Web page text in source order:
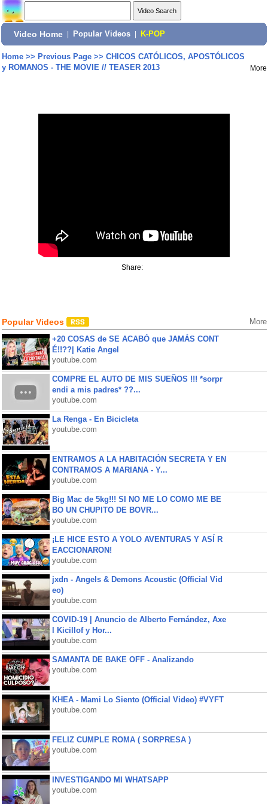
Video Home Popular Videos K-POP
Home>> Previous Page>> CHICOS CATÓLICOS, APOSTÓLICOS
y ROMANOS - THE MOVIE // TEASER 2013
More
Share:
Popular Videos More
+20 COSAS de SE ACABÓ que JAMÁS CONT
É!!??| Katie Angel
youtube.com
COMPRE EL AUTO DE MIS SUEÑOS !!! *sorpr
endi a mis padres* ??...
youtube.com
La Renga - En Bicicleta
youtube.com
ENTRAMOS A LA HABITACIÓN SECRETA Y EN
CONTRAMOS A MARIANA - Y...
youtube.com
Big Mac de 5kg!!! SI NO ME LO COMO ME BE
BO UN CHUPITO DE BOVR...
youtube.com
¡LE HICE ESTO A YOLO AVENTURAS Y ASÍ R
EACCIONARON!
youtube.com
jxdn - Angels & Demons Acoustic (Official Vid
eo)
youtube.com
COVID-19 | Anuncio de Alberto Fernández, Axe
l Kicillof y Hor...
youtube.com
SAMANTA DE BAKE OFF - Analizando
youtube.com
KHEA - Mami Lo Siento (Official Video) #VYFT
youtube.com
FELIZ CUMPLE ROMA ( SORPRESA )
youtube.com
INVESTIGANDO MI WHATSAPP
youtube.com